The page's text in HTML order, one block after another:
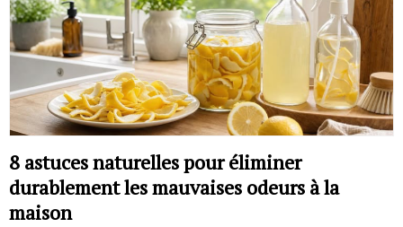
8 astuces naturelles pour éliminer
durablement les mauvaises odeurs à la
maison